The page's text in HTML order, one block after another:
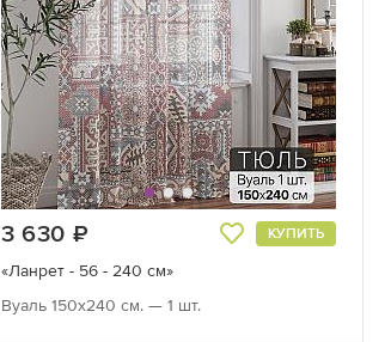
3 630 КУПИТЬ
«Ланрет - 56 - 240 см»
Вуаль 150х240 см. — 1 шт.